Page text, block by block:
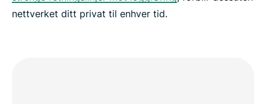
nettverket ditt privat til enhver tid.